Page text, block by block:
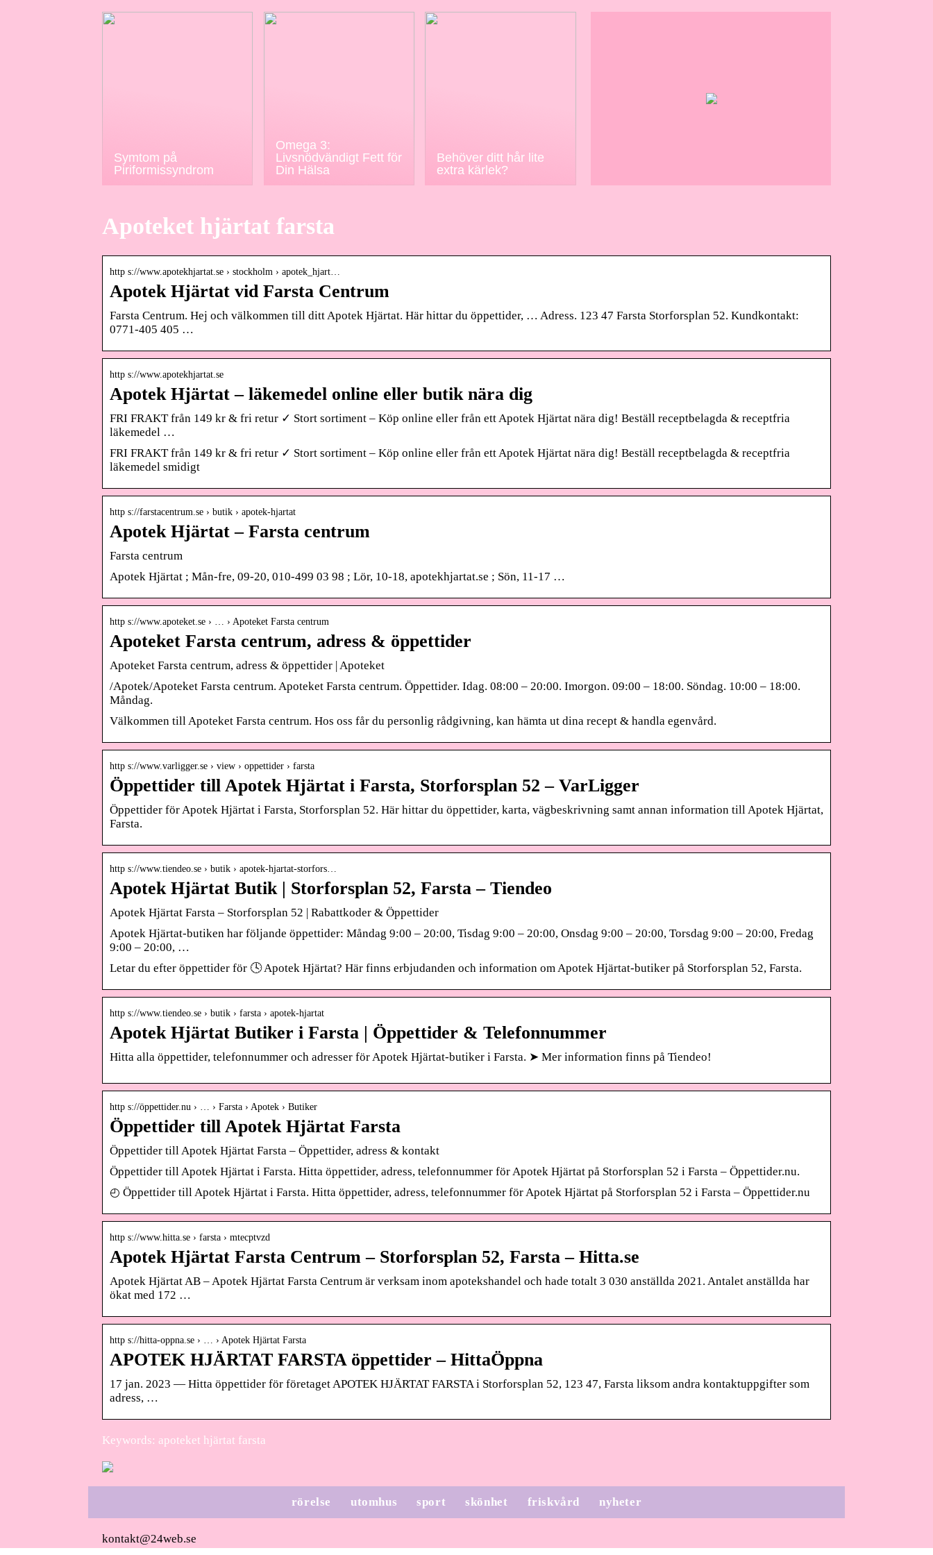
Symtom på
Piriformissyndrom
Omega 3:
Livsnödvändigt Fett för
Din Hälsa
Behöver ditt hår lite
extra kärlek?
Apoteket hjärtat farsta
http s://www.apotekhjartat.se › stockholm › apotek_hjart…
Apotek Hjärtat vid Farsta Centrum
Farsta Centrum. Hej och välkommen till ditt Apotek Hjärtat. Här hittar du öppettider, … Adress. 123 47 Farsta Storforsplan 52. Kundkontakt:
0771-405 405 …
http s://www.apotekhjartat.se
Apotek Hjärtat – läkemedel online eller butik nära dig
FRI FRAKT från 149 kr & fri retur ✓ Stort sortiment – Köp online eller från ett Apotek Hjärtat nära dig! Beställ receptbelagda & receptfria
läkemedel …
FRI FRAKT från 149 kr & fri retur ✓ Stort sortiment – Köp online eller från ett Apotek Hjärtat nära dig! Beställ receptbelagda & receptfria
läkemedel smidigt
http s://farstacentrum.se › butik › apotek-hjartat
Apotek Hjärtat – Farsta centrum
Farsta centrum
Apotek Hjärtat ; Mån-fre, 09-20, 010-499 03 98 ; Lör, 10-18, apotekhjartat.se ; Sön, 11-17 …
http s://www.apoteket.se › … › Apoteket Farsta centrum
Apoteket Farsta centrum, adress & öppettider
Apoteket Farsta centrum, adress & öppettider | Apoteket
/Apotek/Apoteket Farsta centrum. Apoteket Farsta centrum. Öppettider. Idag. 08:00 – 20:00. Imorgon. 09:00 – 18:00. Söndag. 10:00 – 18:00.
Måndag.
Välkommen till Apoteket Farsta centrum. Hos oss får du personlig rådgivning, kan hämta ut dina recept & handla egenvård.
http s://www.varligger.se › view › oppettider › farsta
Öppettider till Apotek Hjärtat i Farsta, Storforsplan 52 – VarLigger
Öppettider för Apotek Hjärtat i Farsta, Storforsplan 52. Här hittar du öppettider, karta, vägbeskrivning samt annan information till Apotek Hjärtat,
Farsta.
http s://www.tiendeo.se › butik › apotek-hjartat-storfors…
Apotek Hjärtat Butik | Storforsplan 52, Farsta – Tiendeo
Apotek Hjärtat Farsta – Storforsplan 52 | Rabattkoder & Öppettider
Apotek Hjärtat-butiken har följande öppettider: Måndag 9:00 – 20:00, Tisdag 9:00 – 20:00, Onsdag 9:00 – 20:00, Torsdag 9:00 – 20:00, Fredag
9:00 – 20:00, …
Letar du efter öppettider för 🕓 Apotek Hjärtat? Här finns erbjudanden och information om Apotek Hjärtat-butiker på Storforsplan 52, Farsta.
http s://www.tiendeo.se › butik › farsta › apotek-hjartat
Apotek Hjärtat Butiker i Farsta | Öppettider & Telefonnummer
Hitta alla öppettider, telefonnummer och adresser för Apotek Hjärtat-butiker i Farsta. ➤ Mer information finns på Tiendeo!
http s://öppettider.nu › … › Farsta › Apotek › Butiker
Öppettider till Apotek Hjärtat Farsta
Öppettider till Apotek Hjärtat Farsta – Öppettider, adress & kontakt
Öppettider till Apotek Hjärtat i Farsta. Hitta öppettider, adress, telefonnummer för Apotek Hjärtat på Storforsplan 52 i Farsta – Öppettider.nu.
◴ Öppettider till Apotek Hjärtat i Farsta. Hitta öppettider, adress, telefonnummer för Apotek Hjärtat på Storforsplan 52 i Farsta – Öppettider.nu
http s://www.hitta.se › farsta › mtecptvzd
Apotek Hjärtat Farsta Centrum – Storforsplan 52, Farsta – Hitta.se
Apotek Hjärtat AB – Apotek Hjärtat Farsta Centrum är verksam inom apotekshandel och hade totalt 3 030 anställda 2021. Antalet anställda har
ökat med 172 …
http s://hitta-oppna.se › … › Apotek Hjärtat Farsta
APOTEK HJÄRTAT FARSTA öppettider – HittaÖppna
17 jan. 2023 — Hitta öppettider för företaget APOTEK HJÄRTAT FARSTA i Storforsplan 52, 123 47, Farsta liksom andra kontaktuppgifter som
adress, …
Keywords: apoteket hjärtat farsta
rörelse utomhus sport skönhet friskvård nyheter
kontakt@24web.se